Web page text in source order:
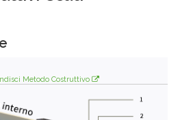
Metodo Costruttivo